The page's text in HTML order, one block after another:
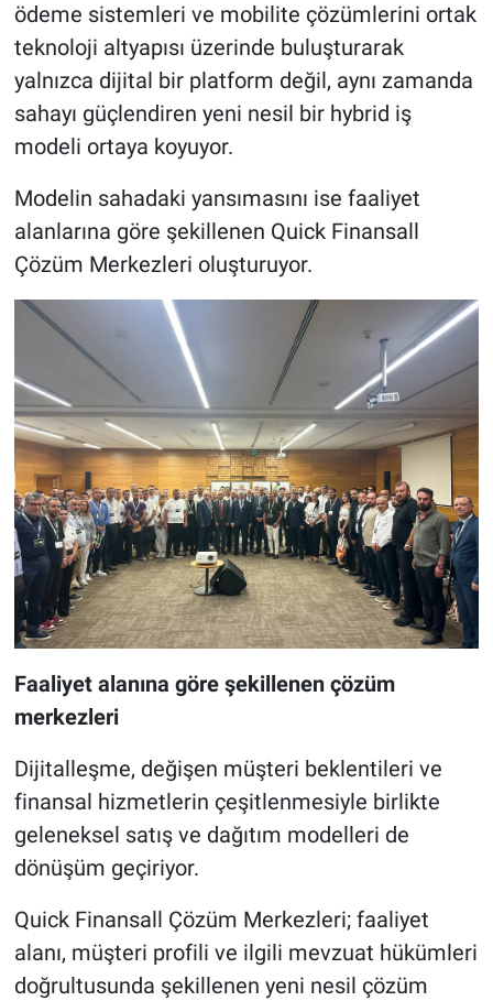
ödeme sistemleri ve mobilite çözümlerini ortak
teknoloji altyapısı üzerinde buluşturarak
yalnızca dijital bir platform değil, aynı zamanda
sahayı güçlendiren yeni nesil bir hybrid iş
modeli ortaya koyuyor.
Modelin sahadaki yansımasını ise faaliyet
alanlarına göre şekillenen Quick Finansall
Çözüm Merkezleri oluşturuyor.
Faaliyet alanına göre şekillenen çözüm
merkezleri
Dijitalleşme, değişen müşteri beklentileri ve
finansal hizmetlerin çeşitlenmesiyle birlikte
geleneksel satış ve dağıtım modelleri de
dönüşüm geçiriyor.
Quick Finansall Çözüm Merkezleri; faaliyet
alanı, müşteri profili ve ilgili mevzuat hükümleri
doğrultusunda şekillenen yeni nesil çözüm